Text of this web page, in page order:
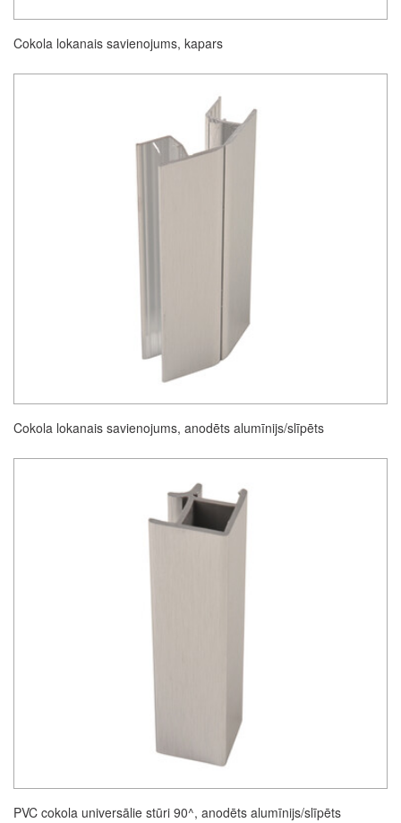
Cokola lokanais savienojums, kapars
Cokola lokanais savienojums, anodēts alumīnijs/slīpēts
PVC cokola universālie stūri 90^, anodēts alumīnijs/slīpēts